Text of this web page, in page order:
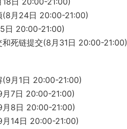
(8月24日 20:00-21:00)
日 20:00-21:00)
死链提交(8月31日 20:00-21:00)
(9月1日 20:00-21:00)
月7日 20:00-21:00)
月8日 20:00-21:00)
14日 20:00-21:00)